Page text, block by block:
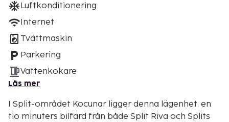
Luftkonditionering
Internet
Tvättmaskin
Parkering
Vattenkokare
Läs mer
I Split-området Kocunar ligger denna lägenhet, en
tio minuters bilfärd från både Split Riva och Splits